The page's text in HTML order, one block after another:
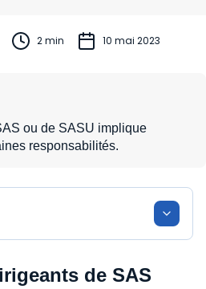
2 min 10 mai 2023
ou de SASU implique
responsabilités.
de SAS